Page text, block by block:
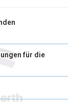
für die